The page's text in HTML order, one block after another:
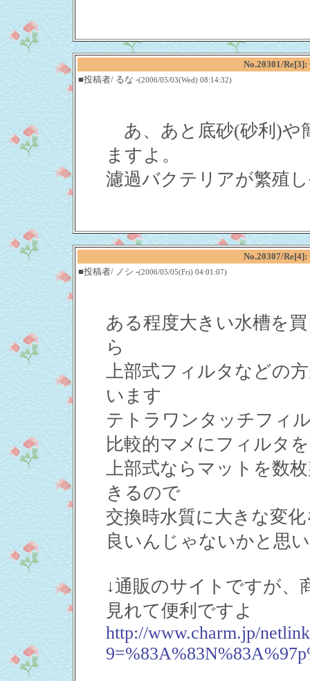
No.20301/
■投稿者/ るな -(2006/05/03(Wed) 08:14:32)
あ、あと底砂(砂利)や
ますよ。
濾過バクテリアが繁殖
No.20307/
■投稿者/ ノシ -(2006/05/05(Fri) 04:01:07)
ある程度大きい水槽を
ら
上部式フィルタなどの
います
テトラワンタッチフィ
比較的マメにフィルタ
上部式ならマットを数
きるので
交換時水質に大きな変
良いんじゃないかと思
↓通販のサイトですが、
見れて便利ですよ
http://www.charm.jp/